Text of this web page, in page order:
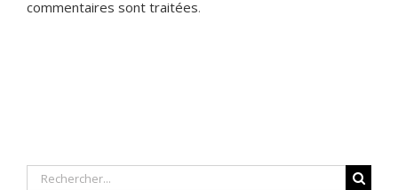
commentaires sont traitées.
Rechercher: